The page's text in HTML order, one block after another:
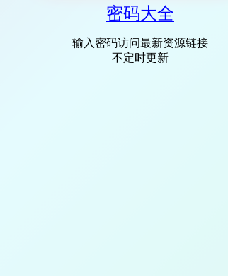
密码大全
输入密码访问最新资源链接
不定时更新